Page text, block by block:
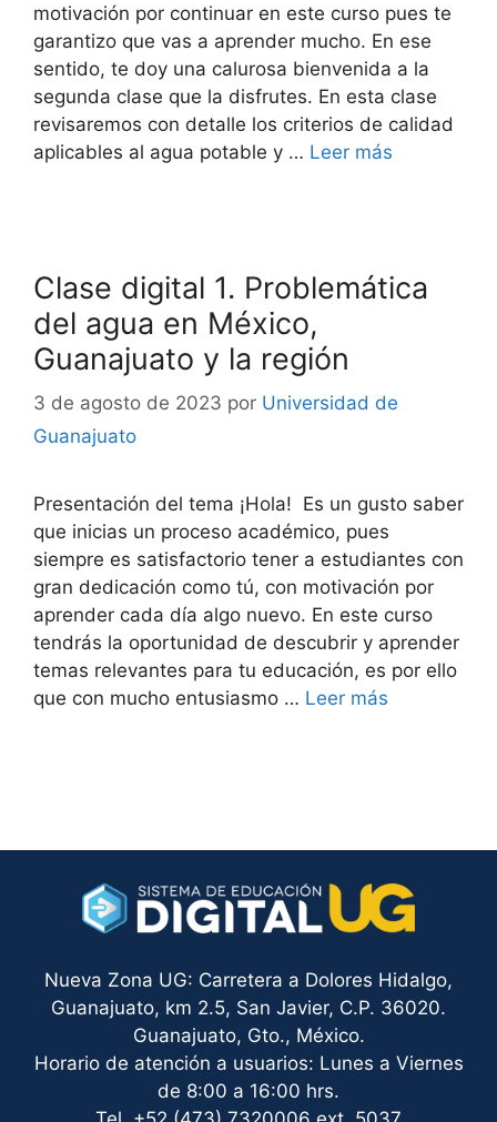
motivación por continuar en este curso pues te
garantizo que vas a aprender mucho. En ese
sentido, te doy una calurosa bienvenida a la
segunda clase que la disfrutes. En esta clase
revisaremos con detalle los criterios de calidad
aplicables al agua potable y … Leer más
Clase digital 1. Problemática
del agua en México,
Guanajuato y la región
3 de agosto de 2023 por Universidad de
Guanajuato
Presentación del tema ¡Hola! Es un gusto saber
que inicias un proceso académico, pues
siempre es satisfactorio tener a estudiantes con
gran dedicación como tú, con motivación por
aprender cada día algo nuevo. En este curso
tendrás la oportunidad de descubrir y aprender
temas relevantes para tu educación, es por ello
que con mucho entusiasmo … Leer más
Nueva Zona UG: Carretera a Dolores Hidalgo,
Guanajuato, km 2.5, San Javier, C.P. 36020.
Guanajuato, Gto., México.
Horario de atención a usuarios: Lunes a Viernes
de 8:00 a 16:00 hrs.